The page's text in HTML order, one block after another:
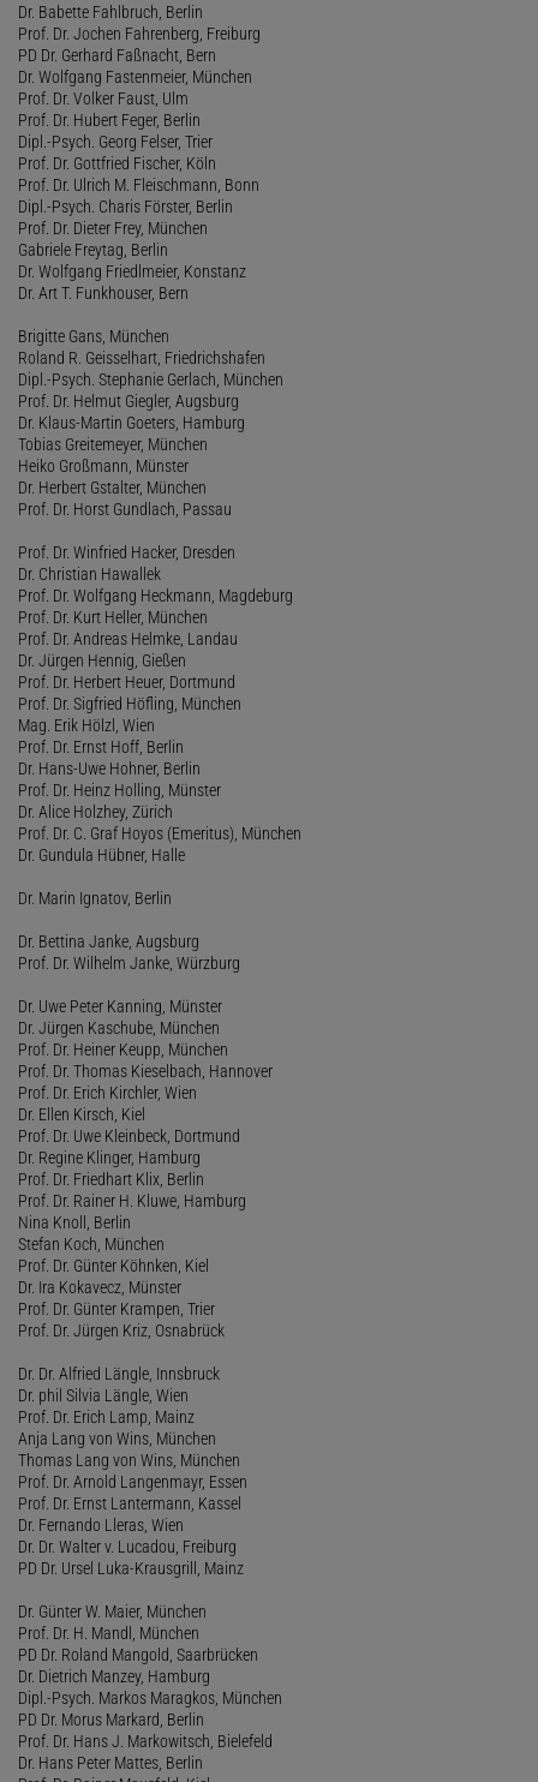
Dr. Babette Fahlbruch, Berlin
Prof. Dr. Jochen Fahrenberg, Freiburg
PD Dr. Gerhard Faßnacht, Bern
Dr. Wolfgang Fastenmeier, München
Prof. Dr. Volker Faust, Ulm
Prof. Dr. Hubert Feger, Berlin
Dipl.-Psych. Georg Felser, Trier
Prof. Dr. Gottfried Fischer, Köln
Prof. Dr. Ulrich M. Fleischmann, Bonn
Dipl.-Psych. Charis Förster, Berlin
Prof. Dr. Dieter Frey, München
Gabriele Freytag, Berlin
Dr. Wolfgang Friedlmeier, Konstanz
Dr. Art T. Funkhouser, Bern
Brigitte Gans, München
Roland R. Geisselhart, Friedrichshafen
Dipl.-Psych. Stephanie Gerlach, München
Prof. Dr. Helmut Giegler, Augsburg
Dr. Klaus-Martin Goeters, Hamburg
Tobias Greitemeyer, München
Heiko Großmann, Münster
Dr. Herbert Gstalter, München
Prof. Dr. Horst Gundlach, Passau
Prof. Dr. Winfried Hacker, Dresden
Dr. Christian Hawallek
Prof. Dr. Wolfgang Heckmann, Magdeburg
Prof. Dr. Kurt Heller, München
Prof. Dr. Andreas Helmke, Landau
Dr. Jürgen Hennig, Gießen
Prof. Dr. Herbert Heuer, Dortmund
Prof. Dr. Sigfried Höfling, München
Mag. Erik Hölzl, Wien
Prof. Dr. Ernst Hoff, Berlin
Dr. Hans-Uwe Hohner, Berlin
Prof. Dr. Heinz Holling, Münster
Dr. Alice Holzhey, Zürich
Prof. Dr. C. Graf Hoyos (Emeritus), München
Dr. Gundula Hübner, Halle
Dr. Marin Ignatov, Berlin
Dr. Bettina Janke, Augsburg
Prof. Dr. Wilhelm Janke, Würzburg
Dr. Uwe Peter Kanning, Münster
Dr. Jürgen Kaschube, München
Prof. Dr. Heiner Keupp, München
Prof. Dr. Thomas Kieselbach, Hannover
Prof. Dr. Erich Kirchler, Wien
Dr. Ellen Kirsch, Kiel
Prof. Dr. Uwe Kleinbeck, Dortmund
Dr. Regine Klinger, Hamburg
Prof. Dr. Friedhart Klix, Berlin
Prof. Dr. Rainer H. Kluwe, Hamburg
Nina Knoll, Berlin
Stefan Koch, München
Prof. Dr. Günter Köhnken, Kiel
Dr. Ira Kokavecz, Münster
Prof. Dr. Günter Krampen, Trier
Prof. Dr. Jürgen Kriz, Osnabrück
Dr. Dr. Alfried Längle, Innsbruck
Dr. phil Silvia Längle, Wien
Prof. Dr. Erich Lamp, Mainz
Anja Lang von Wins, München
Thomas Lang von Wins, München
Prof. Dr. Arnold Langenmayr, Essen
Prof. Dr. Ernst Lantermann, Kassel
Dr. Fernando Lleras, Wien
Dr. Dr. Walter v. Lucadou, Freiburg
PD Dr. Ursel Luka-Krausgrill, Mainz
Dr. Günter W. Maier, München
Prof. Dr. H. Mandl, München
PD Dr. Roland Mangold, Saarbrücken
Dr. Dietrich Manzey, Hamburg
Dipl.-Psych. Markos Maragkos, München
PD Dr. Morus Markard, Berlin
Prof. Dr. Hans J. Markowitsch, Bielefeld
Dr. Hans Peter Mattes, Berlin